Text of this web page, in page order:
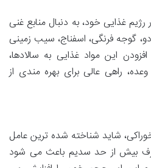
غذایی خود، به دنبال منابع غنی
گوجه فرنگی، اسفناج، سیب زمینی
این مواد غذایی به سالادها،
راهی عالی برای بهره مندی از
شاید شناخته شده ترین عامل
بیش از حد سدیم باعث می شود